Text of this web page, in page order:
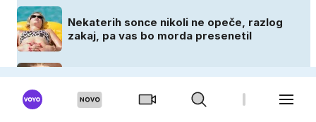
Nekaterih sonce nikoli ne opeče, razlog
zakaj, pa vas bo morda presenetil
Ste odraščali na kmetiji? Vaša imunost je
verjetno močnejša